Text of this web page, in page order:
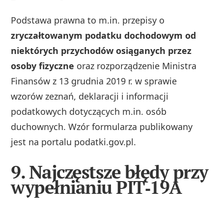
Podstawa prawna to m.in. przepisy o
zryczałtowanym podatku dochodowym od
niektórych przychodów osiąganych przez
osoby fizyczne oraz rozporządzenie Ministra
Finansów z 13 grudnia 2019 r. w sprawie
wzorów zeznań, deklaracji i informacji
podatkowych dotyczących m.in. osób
duchownych. Wzór formularza publikowany
jest na portalu podatki.gov.pl.
9. Najczęstsze błędy przy
wypełnianiu PIT‑19A